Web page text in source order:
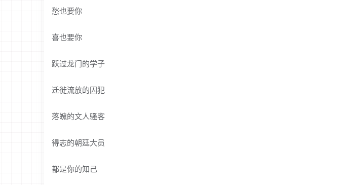
愁也要你
喜也要你
跃过龙门的学子
迁徙流放的囚犯
落魄的文人骚客
得志的朝廷大员
都是你的知己